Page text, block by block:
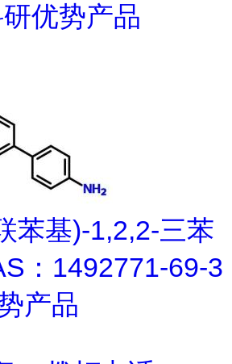
优势产品
苯基)-1,2,2-三苯
：1492771-69-3
产品